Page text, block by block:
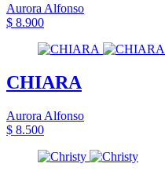
Aurora Alfonso
$ 8.900
CHIARA
Aurora Alfonso
$ 8.500